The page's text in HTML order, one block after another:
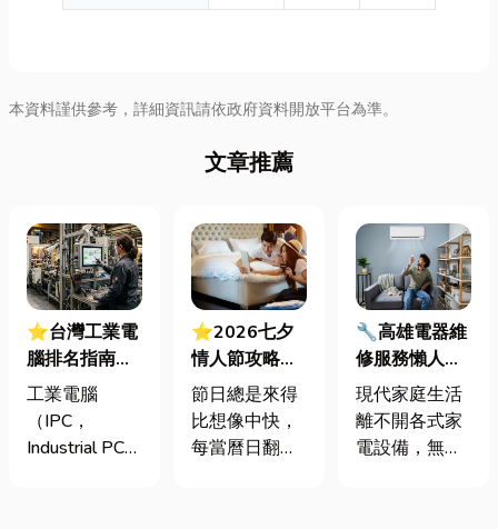
本資料謹供參考，詳細資訊請依政府資料開放平台為準。
文章推薦
⭐台灣工業電
腦排名指南：
台灣三大工業
電腦龍頭有哪
些？工廠採購
工業電腦
（IPC，
Industrial PC）
⭐2026七夕
情人節攻略！
七夕送什麼不
踩雷？限定甜
點哪裡買？台
節日總是來得
比想像中快，
每當曆日翻到
🔧高雄電器維
修服務懶人包
｜冷氣、冰
箱、洗衣機專
業維修
現代家庭生活
離不開各式家
電設備，無論